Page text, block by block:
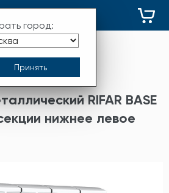
город:
радиаторы
RIFAR BASE
нижнее левое